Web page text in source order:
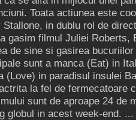
Toata actiunea este
in dublu rol de
gasim filmul Juliei Roberts,
de sine si gasirea
sunt a manca (Eat) in
(Love) in paradisul insulei
la fel de fermecatoare
sunt de aproape 24 de
globul in acest week-end. ...